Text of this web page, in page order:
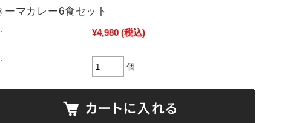
ーマカレー6食セット
¥4,980 (税込)
個